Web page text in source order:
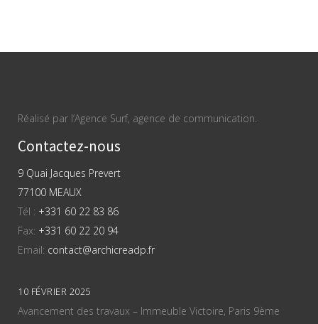
Réalisé par l’Agence Surf, agence de communication.
Contactez-nous
9 Quai Jacques Prevert
77100 MEAUX
Tél : +331 60 22 83 86
Fax: +331 60 22 20 94
Email: contact@archicreadp.fr
10 FÉVRIER 2025
Avancement des travaux – Immeuble Victoire, Paris 9ème